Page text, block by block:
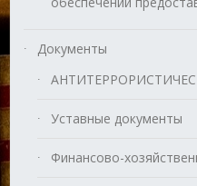
Документы
Уставные документы
Финансово-